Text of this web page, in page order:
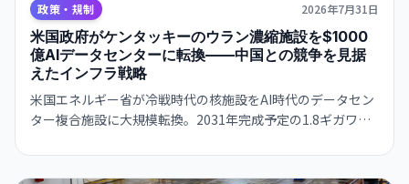
政策・規制 2026年7月31日
米国政府がケンタッキーのウラン濃縮施設を$1000
億AIデータセンターに転換——中国との競争を見据
えたインフラ戦略
米国エネルギー省が冷戦時代の核施設をAI時代のデータセン
ター複合施設に大規模転換。2031年完成予定の1.8ギガワッ
を入れる。